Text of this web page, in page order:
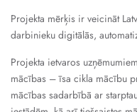
Projekta mērķis ir veicināt
darbinieku digitālās,
Projekta ietvaros
mācības – īsa cikla mācību
mācības sadarbībā ar